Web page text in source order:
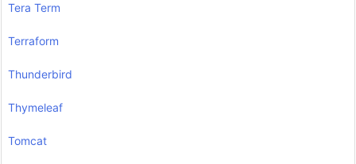
Tera Term
Terraform
Thunderbird
Thymeleaf
Tomcat